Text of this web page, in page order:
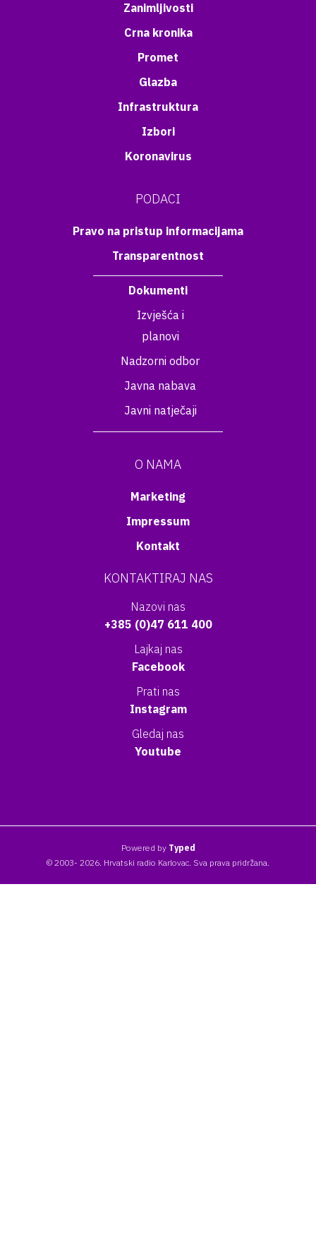
Zanimljivosti
Crna kronika
Promet
Glazba
Infrastruktura
Izbori
Koronavirus
PODACI
Pravo na pristup informacijama
Transparentnost
Dokumenti
Izvješća i
planovi
Nadzorni odbor
Javna nabava
Javni natječaji
O NAMA
Marketing
Impressum
Kontakt
KONTAKTIRAJ NAS
Nazovi nas
+385 (0)47 611 400
Lajkaj nas
Facebook
Prati nas
Instagram
Gledaj nas
Youtube
Powered by Typed
© 2003- 2026. Hrvatski radio Karlovac. Sva prava pridržana.